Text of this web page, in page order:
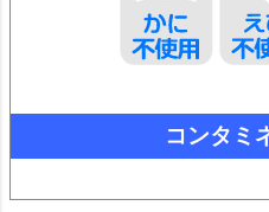
コンタミ